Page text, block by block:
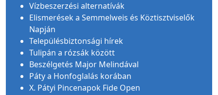
Vízbeszerzési alternatívák
Elismerések a Semmelweis és Köztisztviselők
Napján
Településbiztonsági hírek
Tulipán a rózsák között
Beszélgetés Major Melindával
Páty a Honfoglalás korában
X. Pátyi Pincenapok Fide Open